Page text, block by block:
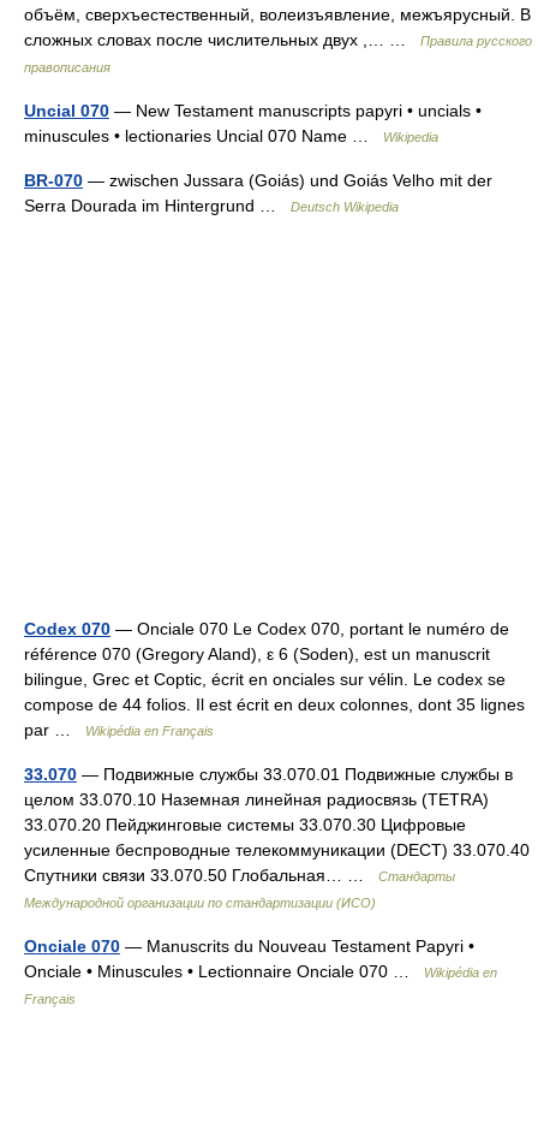
объём, сверхъестественный, волеизъявление, межъярусный. В
сложных словах после числительных двух ,… …
Правила русского
правописания
Uncial 070 — New Testament manuscripts papyri • uncials •
minuscules • lectionaries Uncial 070 Name …
Wikipedia
BR-070 — zwischen Jussara (Goiás) und Goiás Velho mit der
Serra Dourada im Hintergrund …
Deutsch Wikipedia
Codex 070 — Onciale 070 Le Codex 070, portant le numéro de
référence 070 (Gregory Aland), ε 6 (Soden), est un manuscrit
bilingue, Grec et Coptic, écrit en onciales sur vélin. Le codex se
compose de 44 folios. Il est écrit en deux colonnes, dont 35 lignes
par …
Wikipédia en Français
33.070 — Подвижные службы 33.070.01 Подвижные службы в
целом 33.070.10 Наземная линейная радиосвязь (TETRA)
33.070.20 Пейджинговые системы 33.070.30 Цифровые
усиленные беспроводные телекоммуникации (DECT) 33.070.40
Спутники связи 33.070.50 Глобальная… …
Стандарты
Международной организации по стандартизации (ИСО)
Onciale 070 — Manuscrits du Nouveau Testament Papyri •
Onciale • Minuscules • Lectionnaire Onciale 070 …
Wikipédia en
Français